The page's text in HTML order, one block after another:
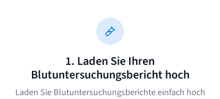
1. Laden Sie Ihren
Blutuntersuchungsbericht hoch
Laden Sie Blutuntersuchungsberichte einfach hoch